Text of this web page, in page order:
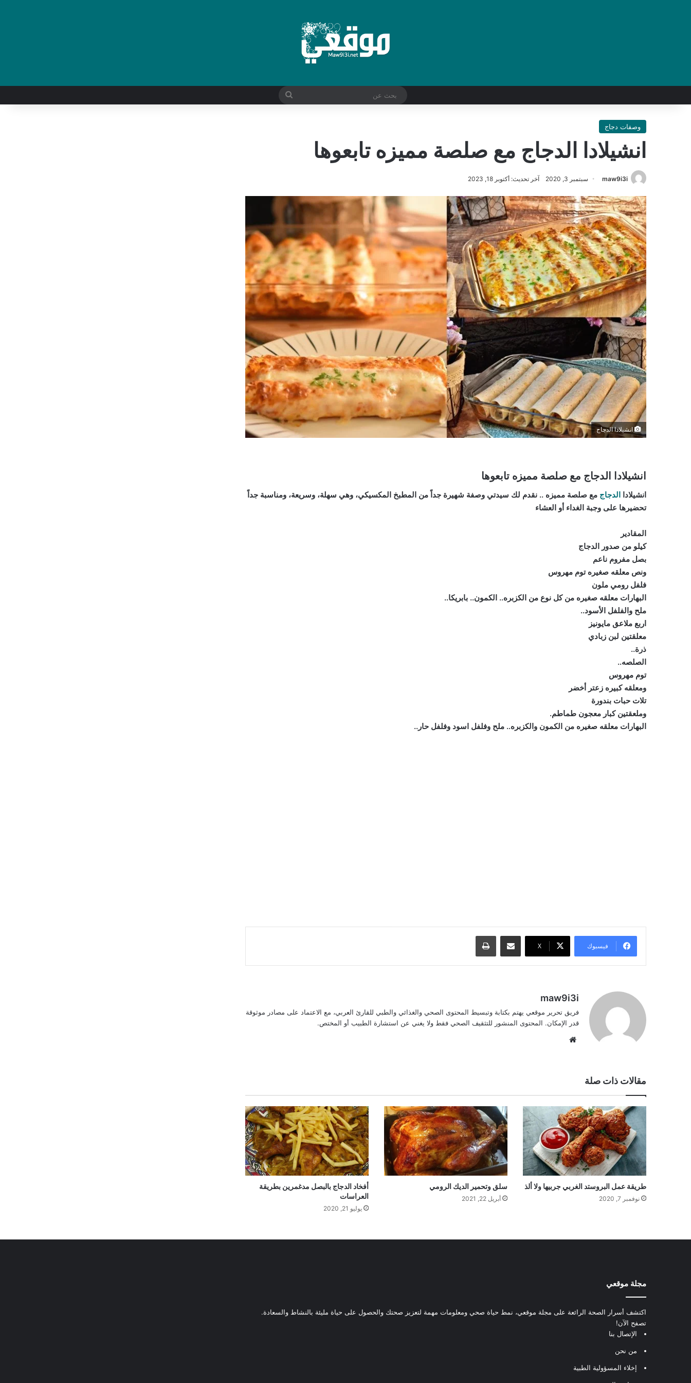
بحث
وصفات دجاج
انشيلادا الدجاج مع صلصة مميزه تابعوها
maw9i3i سبتمبر 3, 2020 آخر تحديث: أكتوبر 18, 2023
انشيلادا الدجاج
انشيلادا الدجاج مع صلصة مميزه تابعوها
انشيلادا الدجاج مع صلصة مميزه .. نقدم لك سيدتي وصفة شهيرة جداً من المطبخ المكسيكي، وهي سهلة، وسريعة، ومناسبة جداً
تحضيرها على وجبة الغداء أو العشاء
المقادير
كيلو من صدور الدجاج
بصل مفروم ناعم
ونص معلقه صغيره توم مهروس
فلفل رومي ملون
البهارات معلقه صغيره من كل نوع من الكزبره.. الكمون.. بابريكا..
ملح والفلفل الأسود..
اربع ملاعق مايونيز
معلقتين لبن زبادي
ذرة..
الصلصه..
توم مهروس
ومعلقه كبيره زعتر أخضر
تلات حبات بندورة
وملعقتين كبار معجون طماطم.
البهارات معلقه صغيره من الكمون والكزبره.. ملح وفلفل اسود وفلفل حار..
فيسبوك ‫X
مشاركة عبر البريد طباعة
maw9i3i
فريق تحرير موقعي يهتم بكتابة وتبسيط المحتوى الصحي والغذائي والطبي للقارئ العربي، مع الاعتماد على مصادر موثوقة
قدر الإمكان. المحتوى المنشور للتثقيف الصحي فقط ولا يغني عن استشارة الطبيب أو المختص.
مقالات ذات صلة
طريقة عمل البروستد الغربي جربيها ولا ألذ
نوفمبر 7, 2020
سلق وتحمير الديك الرومي
أبريل 22, 2021
أفخاد الدجاج بالبصل مدغمرين بطريقة
العراسات
يوليو 21, 2020
مجلة موقعي
اكتشف أسرار الصحة الرائعة على مجلة موقعي، نمط حياة صحي ومعلومات مهمة لتعزيز صحتك والحصول على حياة مليئة بالنشاط والسعادة.
تصفح الآن!
الإتصال بنا
من نحن
إخلاء المسؤولية الطبية